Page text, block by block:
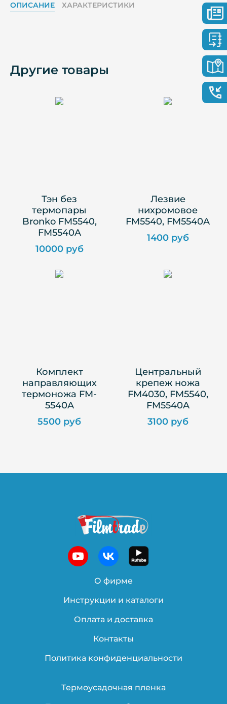
ОПИСАНИЕ ХАРАКТЕРИСТИКИ
Другие товары
Тэн без
термопары
Bronko FM5540,
FM5540A
10000 руб
Лезвие
нихромовое
FM5540, FM5540A
1400 руб
Комплект
направляющих
термоножа FM-
5540A
5500 руб
Центральный
крепеж ножа
FM4030, FM5540,
FM5540A
3100 руб
О фирме
Инструкции и каталоги
Оплата и доставка
Контакты
Политика конфиденциальности
Термоусадочная пленка